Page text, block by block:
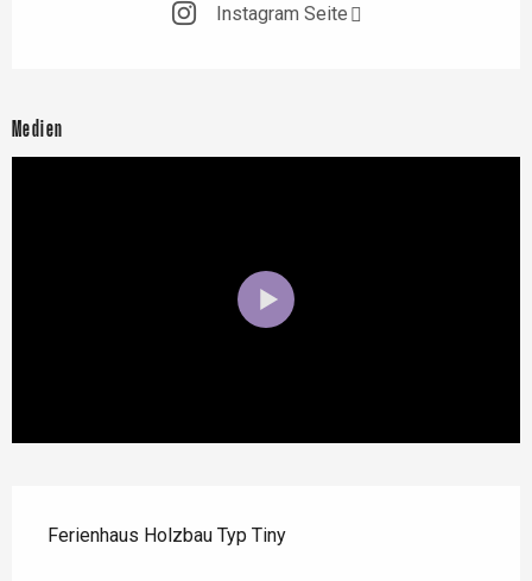
Instagram Seite
Medien
Ferienhaus Holzbau Typ Tiny